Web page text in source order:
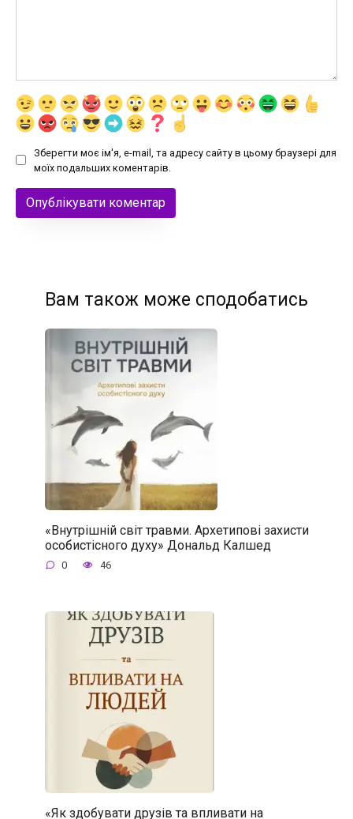
Зберегти моє ім'я, e-mail, та адресу сайту в цьому браузері для
моїх подальших коментарів.
Вам також може сподобатись
«Внутрішній світ травми. Архетипові захисти
особистісного духу» Дональд Калшед
0 46
«Як здобувати друзів та впливати на